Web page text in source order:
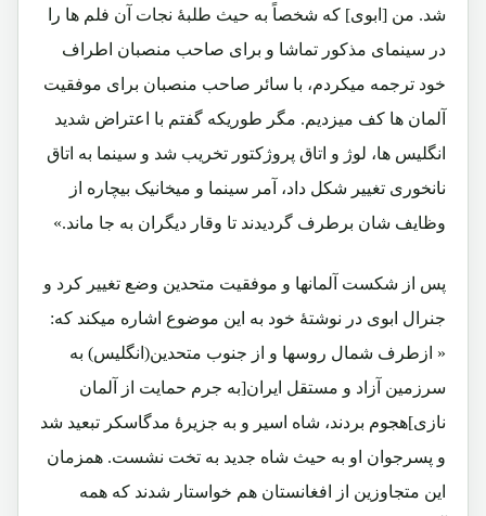
شد. من [ابوی] که شخصاً به حیث طلبۀ نجات آن فلم ها را
در سینمای مذکور تماشا و برای صاحب منصبان اطراف
خود ترجمه میکردم، با سائر صاحب منصبان برای موفقیت
آلمان ها کف میزدیم. مگر طوریکه گفتم با اعتراض شدید
انگلیس ها، لوژ و اتاق پروژکتور تخریب شد و سینما به اتاق
نانخوری تغییر شکل داد، آمر سینما و میخانیک بیچاره از
وظایف شان برطرف گردیدند تا وقار دیگران به جا ماند.»
پس از شکست آلمانها و موفقیت متحدین وضع تغییر کرد و
جنرال ابوی در نوشتۀ خود به این موضوع اشاره میکند که:
« ازطرف شمال روسها و از جنوب متحدین(انگلیس) به
سرزمین آزاد و مستقل ایران[به جرم حمایت از آلمان
نازی]هجوم بردند، شاه اسیر و به جزیرۀ مدگاسکر تبعید شد
و پسرجوان او به حیث شاه جدید به تخت نشست. همزمان
این متجاوزین از افغانستان هم خواستار شدند که همه